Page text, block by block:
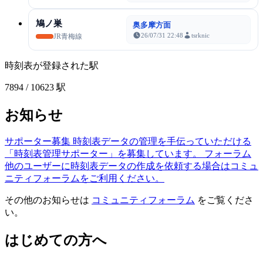
鳩ノ巣
JR青梅線
奥多摩方面
26/07/31 22:48 tsrknic
時刻表が登録された駅
7894 / 10623 駅
お知らせ
サポーター募集 時刻表データの管理を手伝っていただける
「時刻表管理サポーター」を募集しています。
フォーラム
他のユーザーに時刻表データの作成を依頼する場合はコミュ
ニティフォーラムをご利用ください。
その他のお知らせは コミュニティフォーラム をご覧くださ
い。
はじめての方へ